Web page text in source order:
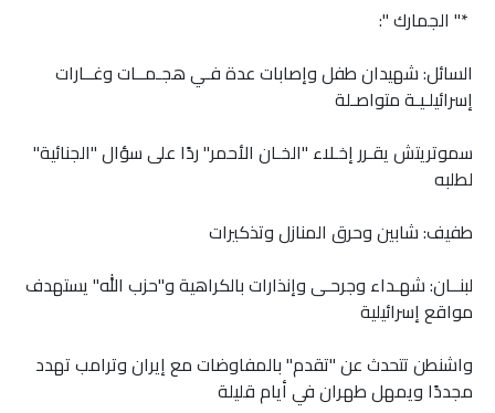
*" الجمارك ":
السائل: شهيدان طفل وإصابات عدة فـي هجـمــات وغــارات
إسرائيلـيـة متواصـلة
سموتريتش يقـرر إخـلاء "الخـان الأحمر" ردًا على سؤال "الجنائية"
لطلبه
طفيف: شابين وحرق المنازل وتذكيرات
لبنــان: شهـداء وجرحـى وإنذارات بالكراهية و"حزب الله" يستهدف
مواقع إسرائيلية
واشنطن تتحدث عن "تقدم" بالمفاوضات مع إيران وترامب تهدد
مجددًا ويمهل طهران في أيام قليلة